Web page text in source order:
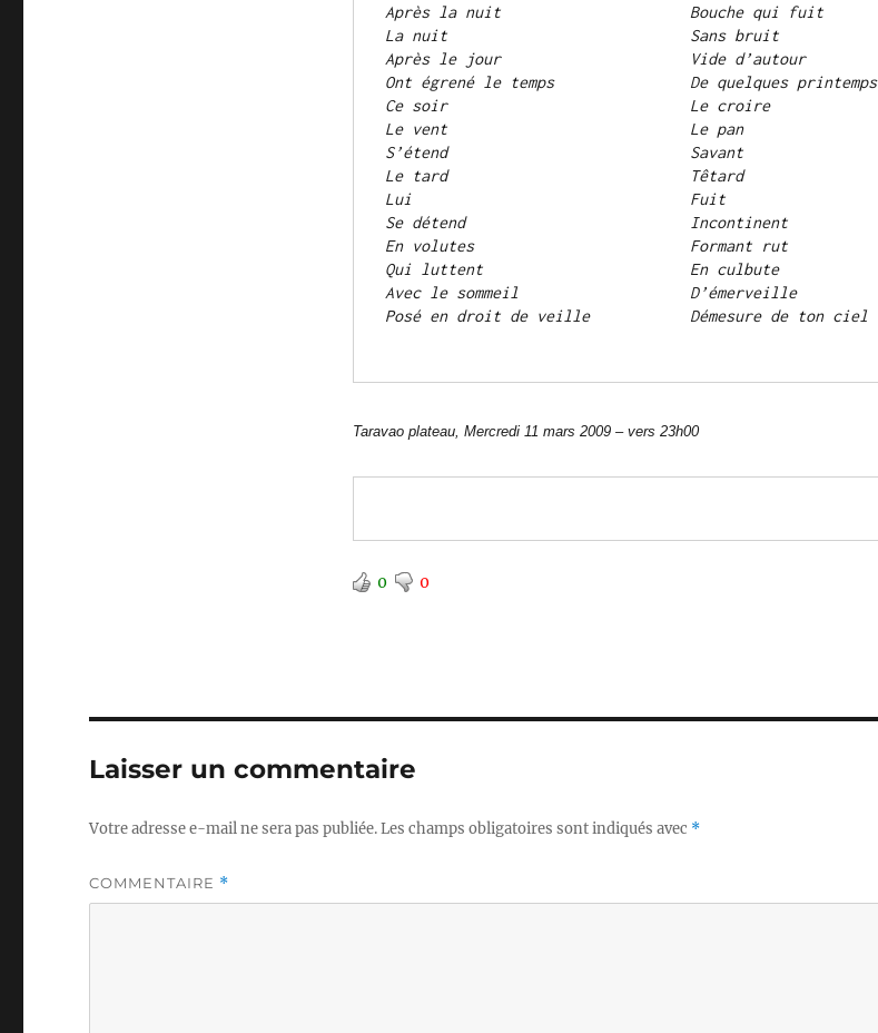
Après la nuit
La nuit
Après le jour
Ont égrené le temps
Ce soir
Le vent
S’étend
Le tard
Lui
Se détend
En volutes
Qui luttent
Avec le sommeil
Posé en droit de veille
Bouche qui fuit
Sans bruit
Vide d’autour
De quelques printemps
Le croire
Le pan
Savant
Têtard
Fuit
Incontinent
Formant rut
En culbute
D’émerveille
Démesure de ton ciel
Taravao plateau, Mercredi 11 mars 2009 – vers 23h00
0 0
Laisser un commentaire
Votre adresse e-mail ne sera pas publiée.Les champs obligatoires sont indiqués avec *
COMMENTAIRE *